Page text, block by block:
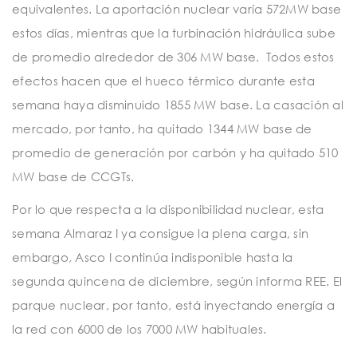
equivalentes. La aportación nuclear varía 572MW base
estos días, mientras que la turbinación hidráulica sube
de promedio alrededor de 306 MW base. Todos estos
efectos hacen que el hueco térmico durante esta
semana haya disminuido 1855 MW base. La casación al
mercado, por tanto, ha quitado 1344 MW base de
promedio de generación por carbón y ha quitado 510
MW base de CCGTs.
Por lo que respecta a la disponibilidad nuclear, esta
semana Almaraz I ya consigue la plena carga, sin
embargo, Asco I continúa indisponible hasta la
segunda quincena de diciembre, según informa REE. El
parque nuclear, por tanto, está inyectando energía a
la red con 6000 de los 7000 MW habituales.